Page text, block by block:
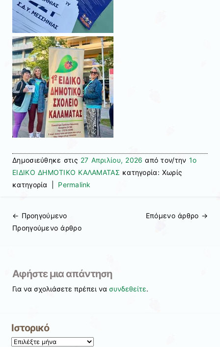
Δημοσιεύθηκε στις 27 Απριλίου, 2026 από τον/την 1ο
ΕΙΔΙΚΟ ΔΗΜΟΤΙΚΟ ΚΑΛΑΜΑΤΑΣ κατηγορία: Χωρίς
κατηγορία
Permalink
Πλοήγηση άρθρων
← Προηγούμενo
Προηγούμενο άρθρο
Επόμενο άρθρο →
Αφήστε μια απάντηση
Για να σχολιάσετε πρέπει νασυνδεθείτε.
Ιστορικό
Ιστορικό